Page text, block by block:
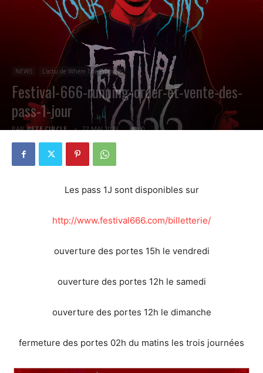
NEWS L'actu de Where The Promo Is
Festival-666-running-order-et-vente-des-
pass-1-jour
PAR PETE CIRCLE 22 MAI 2023 0
Les pass 1J sont disponibles sur
http://www.festival666.com/billetterie/
ouverture des portes 15h le vendredi
ouverture des portes 12h le samedi
ouverture des portes 12h le dimanche
fermeture des portes 02h du matins les trois journées